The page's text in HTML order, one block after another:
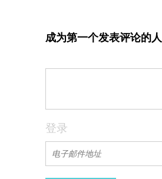
成为第一个发表评论的人
登录